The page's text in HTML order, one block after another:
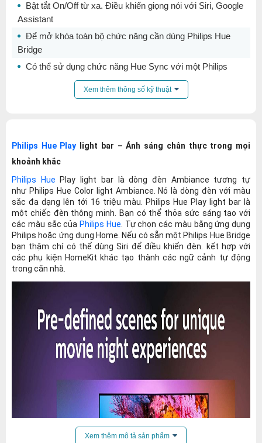
Bật tắt On/Off từ xa. Điều khiển giọng nói với Siri, Google
Assistant
Để mở khóa toàn bộ chức năng cần dùng Philips Hue
Bridge
Có thể sử dụng chức năng Hue Sync với một Philips
Xem thêm thông số kỹ thuật
Philips Hue Play light bar – Ánh sáng chân thực trong mọi
khoảnh khắc
Philips Hue Play light bar là dòng đèn Ambiance tương tự
như Philips Hue Color light Ambiance. Nó là dòng đèn với màu
sắc đa dạng lên tới 16 triệu màu. Philips Hue Play light bar là
một chiếc đèn thông minh. Bạn có thể thỏa sức sáng tạo với
các màu sắc của Philips Hue . Tự chọn các màu bằng ứng dụng
Philips hoặc ứng dụng Home. Nếu có sẵn một Philips Hue Bridge
bạn thậm chí có thể dùng Siri để điều khiển đèn. kết hợp với
các phụ kiện HomeKit khác tạo thành các ngữ cảnh tự động
trong căn nhà.
Xem thêm mô tả sản phẩm